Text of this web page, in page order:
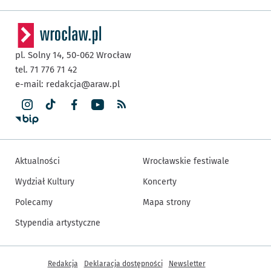
pl. Solny 14, 50-062 Wrocław
tel. 71 776 71 42
e-mail: redakcja@araw.pl
Aktualności
Wydział Kultury
Polecamy
Stypendia artystyczne
Wrocławskie festiwale
Koncerty
Mapa strony
Inne informacje
Redakcja Deklaracja dostępności Newsletter